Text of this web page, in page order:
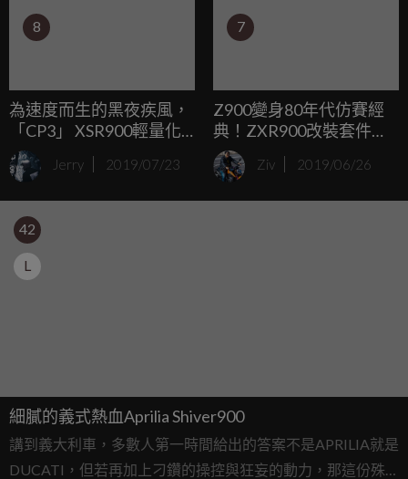
研發、測試之外，更在頂級賽事中（ex. MotoGP、WSBK…
等），履創佳績；除此之外，在公路賽事（ex. TT賽事）更是
已深植於騎士心中。
8
為速度而生的黑夜疾風，
「CP3」 XSR900輕量化
套件
Jerry 2019/07/23
7
Z900變身80年代仿賽經
典！ZXR900改裝套件
by.JAPAN LEGENDS
Ziv 2019/06/26
42
L
細膩的義式熱血Aprilia Shiver900
講到義大利車，多數人第一時間給出的答案不是APRILIA就是
DUCATI，但若再加上刁鑽的操控與狂妄的動力，那這份殊